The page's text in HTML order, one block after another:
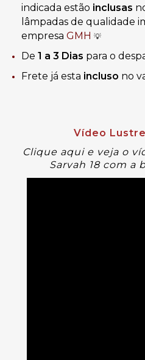
indicada estão inclusas
lâmpadas de qualidade
empresa GMH 💡
De 1 a 3 Dias para o
Frete já esta incluso no
Vídeo
Clique aqui e veja o
Sarvah 18 com a